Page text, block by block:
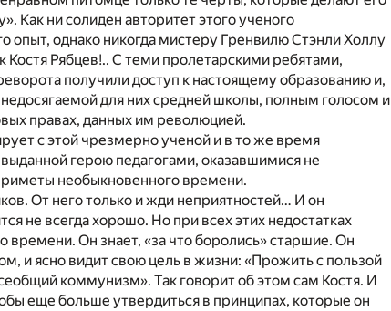
Как ни солиден авторитет этого ученого
опыт, однако никогда мистеру Гренвилю Стэнли Холлу
Костя Рябцев!.. С теми пролетарскими ребятами,
получили доступ к настоящему образованию и,
для них средней школы, полным голосом и
правах, данных им революцией.
с этой чрезмерно ученой и в то же время
герою педагогами, оказавшимися не
необыкновенного времени.
От него только и жди неприятностей… И он
не всегда хорошо. Но при всех этих недостатках
Он знает, «за что боролись» старшие. Он
и ясно видит свою цель в жизни: «Прожить с пользой
коммунизм». Так говорит об этом сам Костя. И
еще больше утвердиться в принципах, которые он